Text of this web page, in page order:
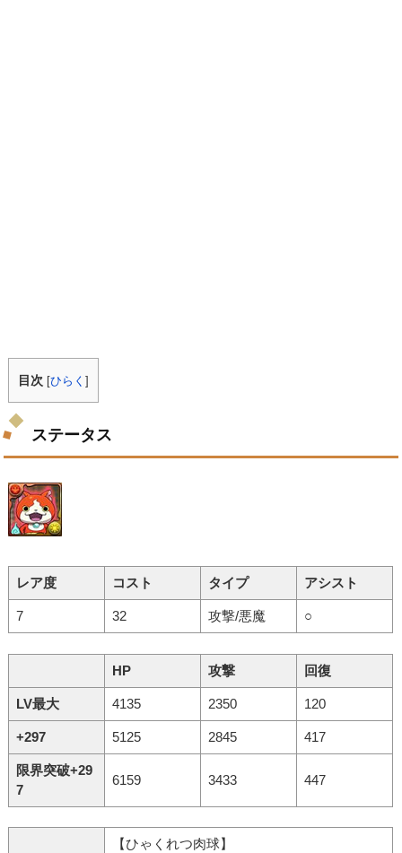
目次 [ひらく]
ステータス
レア度 コスト タイプ アシスト
7 32 攻撃/悪魔 ○
HP 攻撃 回復
LV最大 4135 2350 120
+297 5125 2845 417
限界突破+29
7
6159 3433 447
【ひゃくれつ肉球】